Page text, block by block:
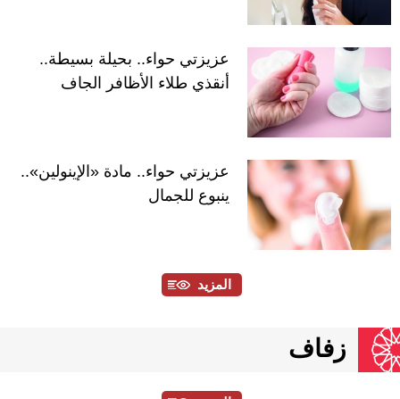
عزيزتي حواء.. بحيلة بسيطة..
أنقذي طلاء الأظافر الجاف
عزيزتي حواء.. مادة «الإينولين»..
ينبوع للجمال
المزيد
زفاف